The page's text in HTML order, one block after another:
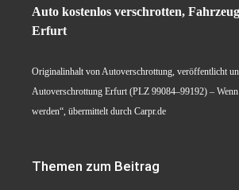
Auto kostenlos verschrotten,
Erfurt
Originalinhalt von Autoverschrottung, veröffentlicht
Autoverschrottung Erfurt (PLZ 99084–99192) –
werden“, übermittelt durch Carpr.de
Themen zum Beitrag